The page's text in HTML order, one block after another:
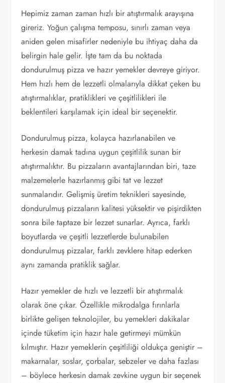
Hepimiz zaman zaman hızlı bir atıştırmalık arayışına
gireriz. Yoğun çalışma temposu, sınırlı zaman veya
aniden gelen misafirler nedeniyle bu ihtiyaç daha da
belirgin hale gelir. İşte tam da bu noktada
dondurulmuş pizza ve hazır yemekler devreye giriyor.
Hem hızlı hem de lezzetli olmalarıyla dikkat çeken bu
atıştırmalıklar, pratiklikleri ve çeşitlilikleri ile
beklentileri karşılamak için ideal bir seçenektir.
Dondurulmuş pizza, kolayca hazırlanabilen ve
herkesin damak tadına uygun çeşitlilik sunan bir
atıştırmalıktır. Bu pizzaların avantajlarından biri, taze
malzemelerle hazırlanmış gibi tat ve lezzet
sunmalarıdır. Gelişmiş üretim teknikleri sayesinde,
dondurulmuş pizzaların kalitesi yüksektir ve pişirdikten
sonra bile taptaze bir lezzet sunarlar. Ayrıca, farklı
boyutlarda ve çeşitli lezzetlerde bulunabilen
dondurulmuş pizzalar, farklı zevklere hitap ederken
aynı zamanda pratiklik sağlar.
Hazır yemekler de hızlı ve lezzetli bir atıştırmalık
olarak öne çıkar. Özellikle mikrodalga fırınlarla
birlikte gelişen teknolojiler, bu yemekleri dakikalar
içinde tüketim için hazır hale getirmeyi mümkün
kılmıştır. Hazır yemeklerin çeşitliliği oldukça geniştir –
makarnalar, soslar, çorbalar, sebzeler ve daha fazlası
– böylece herkesin damak zevkine uygun bir seçenek